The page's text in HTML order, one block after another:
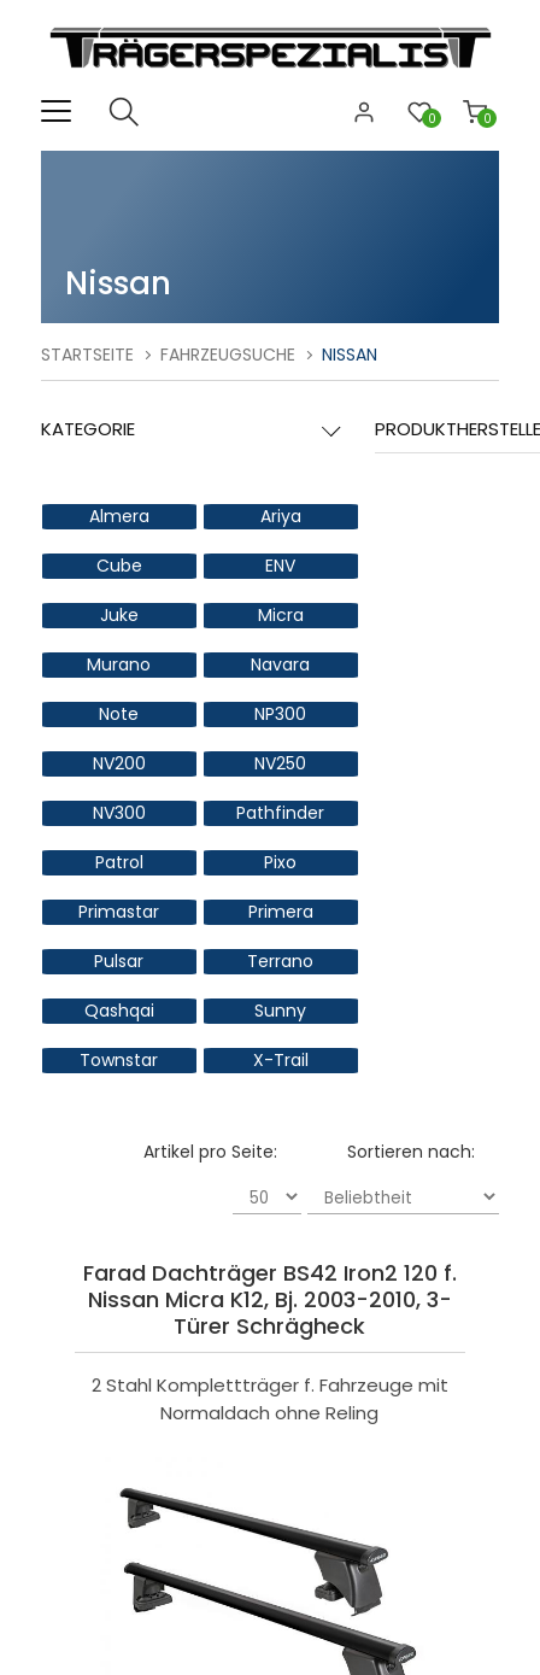
0
0
Nissan
STARTSEITE FAHRZEUGSUCHE NISSAN
KATEGORIE
Almera Ariya
Cube ENV
Juke Micra
Murano Navara
Note NP300
NV200 NV250
NV300 Pathfinder
Patrol Pixo
Primastar Primera
Pulsar Terrano
Qashqai Sunny
Townstar X-Trail
Sortieren nach:
Artikel pro Seite:
Farad Dachträger BS42 Iron2 120 f.
Nissan Micra K12, Bj. 2003-2010, 3-
Türer Schrägheck
2 Stahl Komplettträger f. Fahrzeuge mit
Normaldach ohne Reling